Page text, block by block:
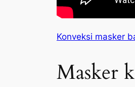
Konveksi masker
Masker